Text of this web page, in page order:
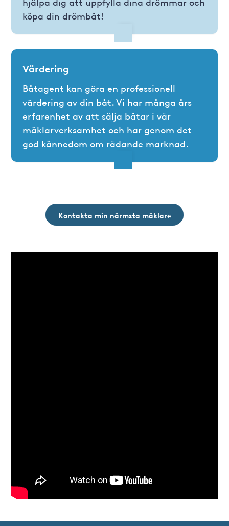
köpa din drömbåt!
Värdering
Båtagent kan göra en professionell
värdering av din båt. Vi har många års
erfarenhet av att sälja båtar i vår
mäklarverksamhet och har genom det
god kännedom om rådande marknad.
Kontakta min närmsta mäklare